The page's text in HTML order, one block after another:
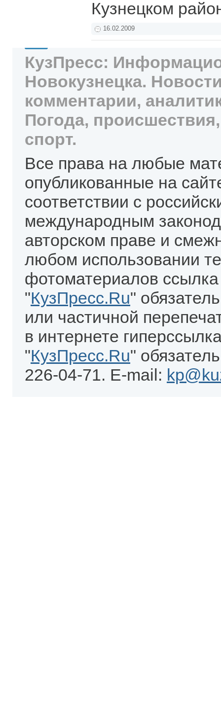
Кузнецком
16.02.2009
КузПресс:
Новокузнецка.
комментарии,
Погода,
спорт.
Все права на любые
опубликованные на
соответствии с
международным
авторском праве и
любом использовании
фотоматериалов
"КузПресс.Ru"
или частичной
в интернете
"КузПресс.Ru"
226-04-71. E-mail: